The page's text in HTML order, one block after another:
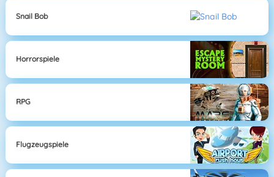
Snail Bob
Horrorspiele
RPG
Flugzeugspiele